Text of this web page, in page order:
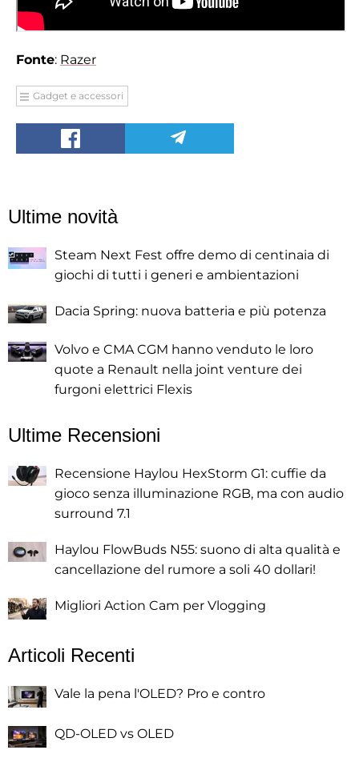
Fonte: Razer
Gadget e accessori
Ultime novità
Steam Next Fest offre demo di centinaia di
giochi di tutti i generi e ambientazioni
Dacia Spring: nuova batteria e più potenza
Volvo e CMA CGM hanno venduto le loro
quote a Renault nella joint venture dei
furgoni elettrici Flexis
Ultime Recensioni
Recensione Haylou HexStorm G1: cuffie da
gioco senza illuminazione RGB, ma con audio
surround 7.1
Haylou FlowBuds N55: suono di alta qualità e
cancellazione del rumore a soli 40 dollari!
Migliori Action Cam per Vlogging
Articoli Recenti
Vale la pena l'OLED? Pro e contro
QD-OLED vs OLED